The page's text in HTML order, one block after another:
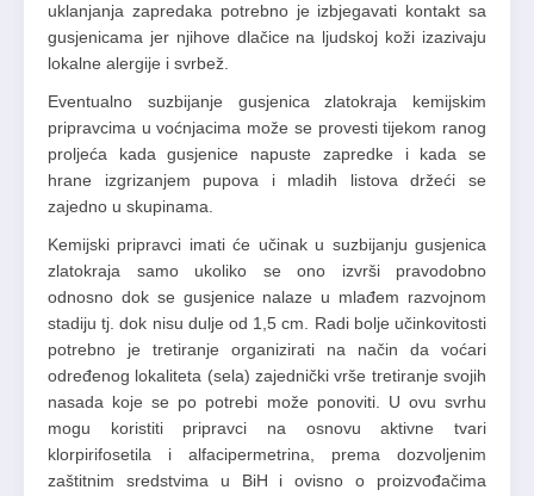
uklanjanja zapredaka potrebno je izbjegavati kontakt sa
gusjenicama jer njihove dlačice na ljudskoj koži izazivaju
lokalne alergije i svrbež.
Eventualno suzbijanje gusjenica zlatokraja kemijskim
pripravcima u voćnjacima može se provesti tijekom ranog
proljeća kada gusjenice napuste zapredke i kada se
hrane izgrizanjem pupova i mladih listova držeći se
zajedno u skupinama.
Kemijski pripravci imati će učinak u suzbijanju gusjenica
zlatokraja samo ukoliko se ono izvrši pravodobno
odnosno dok se gusjenice nalaze u mlađem razvojnom
stadiju tj. dok nisu dulje od 1,5 cm. Radi bolje učinkovitosti
potrebno je tretiranje organizirati na način da voćari
određenog lokaliteta (sela) zajednički vrše tretiranje svojih
nasada koje se po potrebi može ponoviti. U ovu svrhu
mogu koristiti pripravci na osnovu aktivne tvari
klorpirifosetila i alfacipermetrina, prema dozvoljenim
zaštitnim sredstvima u BiH i ovisno o proizvođačima